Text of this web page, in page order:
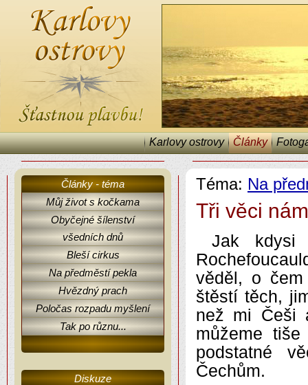
Karlovy ostrovy Články
Články - téma
Můj život s kočkama
Obyčejné šílenství
všedních dnů
Bleší cirkus
Na předměstí pekla
Hvězdný prach
Poločas rozpadu myšlení
Tak po různu...
Diskuze
Téma: Na
Tři věci
Jak kdysi
věděl, o
štěstí těch,
než mi Češi
můžeme
podstatné
Čechům.